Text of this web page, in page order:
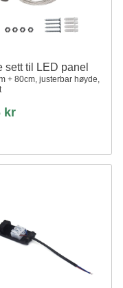
sett til LED panel
+ 80cm, justerbar høyde,
kr